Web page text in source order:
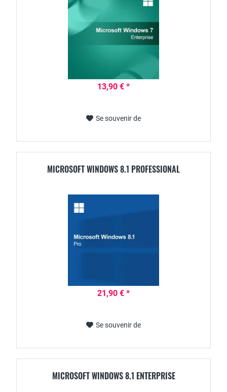
13,90 € *
Se souvenir de
MICROSOFT WINDOWS 8.1 PROFESSIONAL
21,90 € *
Se souvenir de
MICROSOFT WINDOWS 8.1 ENTERPRISE